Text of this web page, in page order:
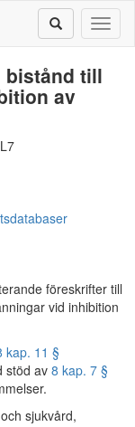
bistånd till
av
föreskrifter till
vid inhibition
kap. 11 §
stöd av8 kap. 7 §
sjukvård,